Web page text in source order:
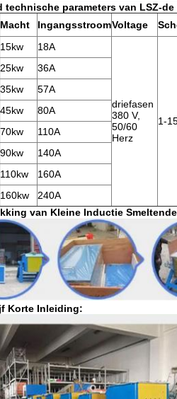
technische parameters van LSZ-
Macht IngangsstroomVoltage
15kw 18A
driefasen
380 V,
50/60
Herz
1-
25kw 36A
35kw 57A
45kw 80A
70kw 110A
90kw 140A
110kw 160A
160kw 240A
van Kleine Inductie
Korte Inleiding: